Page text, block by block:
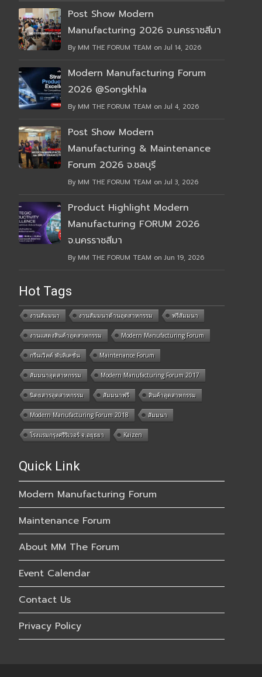
Post Show Modern
Manufacturing 2026 จ.นครราชสีมา
By MM THE FORUM TEAM on Jul 14, 2026
Modern Manufacturing Forum
2026 @Songkhla
By MM THE FORUM TEAM on Jul 4, 2026
Post Show Modern
Manufacturing & Maintenance
Forum 2026 จ.ชลบุรี
By MM THE FORUM TEAM on Jul 3, 2026
Product Highlight Modern
Manufacturing FORUM 2026
จ.นครราชสีมา
By MM THE FORUM TEAM on Jun 19, 2026
Hot Tags
งานสัมมนา งานสัมมนาด้านอุตสาหกรรม ฟรีสัมมนา
งานแสดงสินค้าอุตสาหกรรม Modern Manufacturing Forum
กรีนเวิลด์ พับลิเคชั่น Maintenance Forum
สัมมนาอุตสาหกรรม Modern Manufacturing Forum 2017
นิตยสารอุตสาหกรรม สัมมนาฟรี สินค้าอุตสาหกรรม
Modern Manufacturing Forum 2018 สัมมนา
โรงแรมกรุงศรีริเวอร์ จ.อยุธยา Kaizen
Quick Link
Modern Manufacturing Forum
Maintenance Forum
About MM The Forum
Event Calendar
Contact Us
Privacy Policy